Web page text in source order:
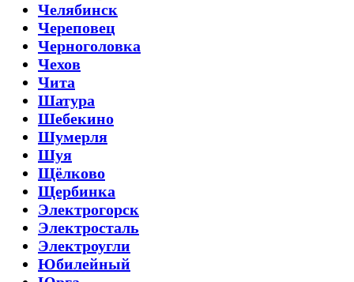
Челябинск
Череповец
Черноголовка
Чехов
Чита
Шатура
Шебекино
Шумерля
Шуя
Щёлково
Щербинка
Электрогорск
Электросталь
Электроугли
Юбилейный